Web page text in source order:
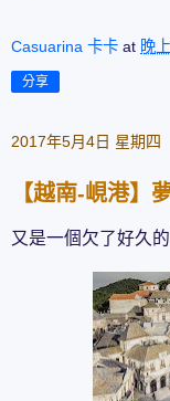
Casuarina 卡卡 at 晚
分享
2017年5月4日 星期四
【越南-峴港】
又是一個欠了好久